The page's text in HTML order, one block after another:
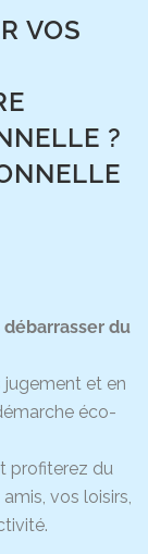
VOS
?
du
jugement et en
éco-
profiterez du
vos loisirs,